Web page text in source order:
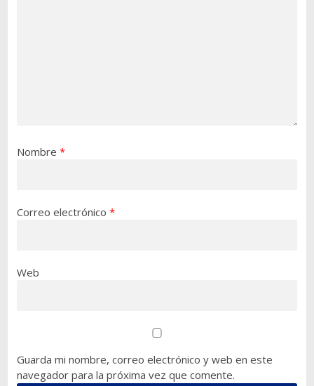
Nombre *
Correo electrónico *
Web
Guarda mi nombre, correo electrónico y web en este
navegador para la próxima vez que comente.